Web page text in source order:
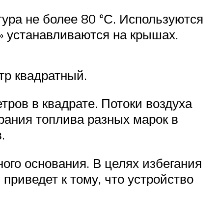
не более 80 °С. Используются
устанавливаются на крышах.
квадратный.
в квадрате. Потоки воздуха
топлива разных марок в
основания. В целях избегания
к тому, что устройство